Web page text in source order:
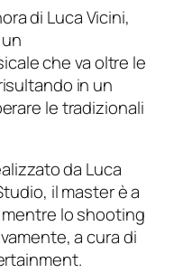
di Luca Vicini,
che va oltre le
in un
le tradizionali
da Luca
il master è a
mentre lo shooting
a cura di